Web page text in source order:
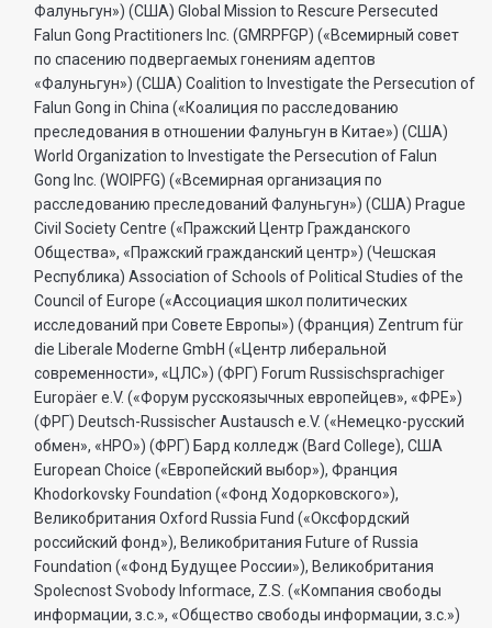
Фалуньгун») (США) Global Mission to Rescure Persecuted
Falun Gong Practitioners Inc. (GMRPFGP) («Всемирный совет
по спасению подвергаемых гонениям адептов
«Фалуньгун») (США) Coalition to Investigate the Persecution of
Falun Gong in China («Коалиция по расследованию
преследования в отношении Фалуньгун в Китае») (США)
World Organization to Investigate the Persecution of Falun
Gong Inc. (WOIPFG) («Всемирная организация по
расследованию преследований Фалуньгун») (США) Prague
Civil Society Centre («Пражский Центр Гражданского
Общества», «Пражский гражданский центр») (Чешская
Республика) Association of Schools of Political Studies of the
Council of Europe («Ассоциация школ политических
исследований при Совете Европы») (Франция) Zentrum für
die Liberale Moderne GmbH («Центр либеральной
современности», «ЦЛС») (ФРГ) Forum Russischsprachiger
Europäer e.V. («Форум русскоязычных европейцев», «ФРЕ»)
(ФРГ) Deutsch-Russischer Austausch e.V. («Немецко-русский
обмен», «НРО») (ФРГ) Бард колледж (Bard College), США
European Choice («Европейский выбор»), Франция
Khodorkovsky Foundation («Фонд Ходорковского»),
Великобритания Oxford Russia Fund («Оксфордский
российский фонд»), Великобритания Future of Russia
Foundation («Фонд Будущее России»), Великобритания
Spolecnost Svobody Informace, Z.S. («Компания свободы
информации, з.с.», «Общество свободы информации, з.с.»)